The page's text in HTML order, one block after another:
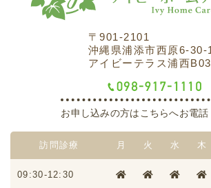
〒901-2101
沖縄県浦添市西原6-30-
アイビーテラス浦西B03
お申し込みの方はこちらへお電話
訪問診療 月 火 水 木
09:30-12:30